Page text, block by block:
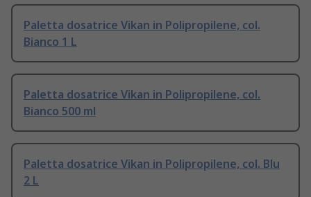
Paletta dosatrice Vikan in Polipropilene, col.
Bianco 1 L
Paletta dosatrice Vikan in Polipropilene, col.
Bianco 500 ml
Paletta dosatrice Vikan in Polipropilene, col. Blu
2 L